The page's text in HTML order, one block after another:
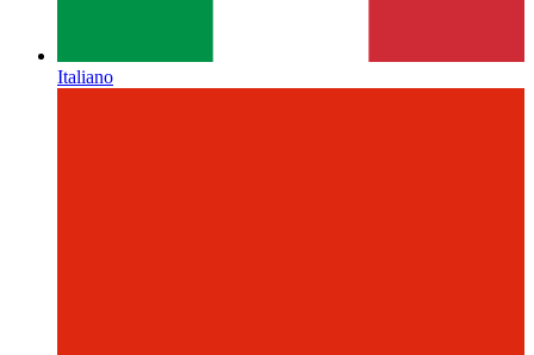
Italiano